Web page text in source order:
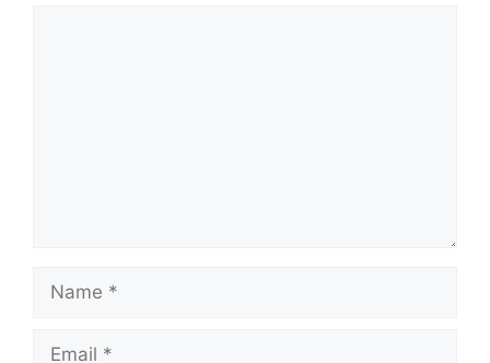
Name
Email